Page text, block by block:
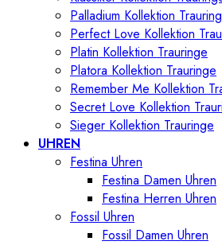
Palladium Kollektion
Perfect Love Kollektion
Platin Kollektion Trauringe
Platora Kollektion Trauringe
Remember Me Kollektion
Secret Love Kollektion
Sieger Kollektion Trauringe
UHREN
Festina Uhren
Festina Damen Uhren
Festina Herren Uhren
Fossil Uhren
Fossil Damen Uhren